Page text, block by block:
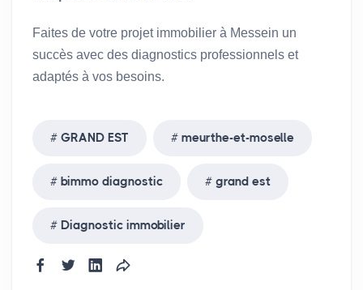
Faites de votre projet immobilier à Messein un
succès avec des diagnostics professionnels et
adaptés à vos besoins.
GRAND EST meurthe-et-moselle
bimmo diagnostic grand est
Diagnostic immobilier